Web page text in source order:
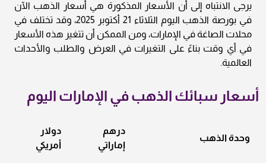
يرجى الانتباه إلى أن الأسعار المذكورة هي أسعار الذهب الآن
في بورصة الذهب اليوم الثلاثاء 21 أكتوبر 2025، وقد تختلف في
محلات الصاغة في الإمارات، ومن الممكن أن تتغير هذه الأسعار
في أي وقت بناءً على التغيرات في العرض والطلب والأحداث
العالمية.
أسعار سبائك الذهب في الإمارات اليوم
وحدة الذهب
درهم
إماراتي
دولار
أمريكي